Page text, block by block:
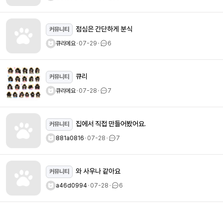
커뮤니티 점심은 간단하게 분식
큐리에요ㆍ07-29ㆍ 6
커뮤니티 큐리
큐리에요ㆍ07-28ㆍ 7
커뮤니티 집에서 직접 만들어봤어요.
881a0816ㆍ07-28ㆍ 7
커뮤니티 와 사우나 같아요
a46d0994ㆍ07-28ㆍ 6